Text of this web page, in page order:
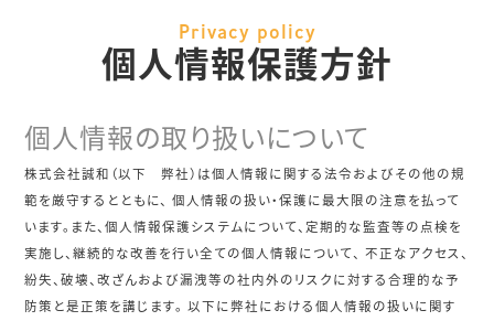
Privacy policy
個人情報保護方針
個人情報の取り扱いについて
株式会社誠和（以下 弊社）は個人情報に関する法令およびその他の規
範を厳守するとともに、 個人情報の扱い・保護に最大限の注意を払って
います。また、個人情報保護システムについて、定期的な監査等の点検を
実施し、継続的な改善を行い全ての個人情報について、 不正なアクセス、
紛失、破壊、改ざんおよび漏洩等の社内外のリスクに対する合理的な予
防策と是正策を講じます。 以下に弊社における個人情報の扱いに関す